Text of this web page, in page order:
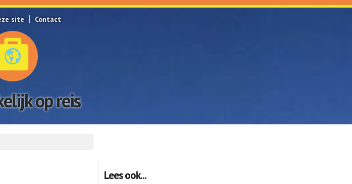
site Contact
op reis
Lees ook...